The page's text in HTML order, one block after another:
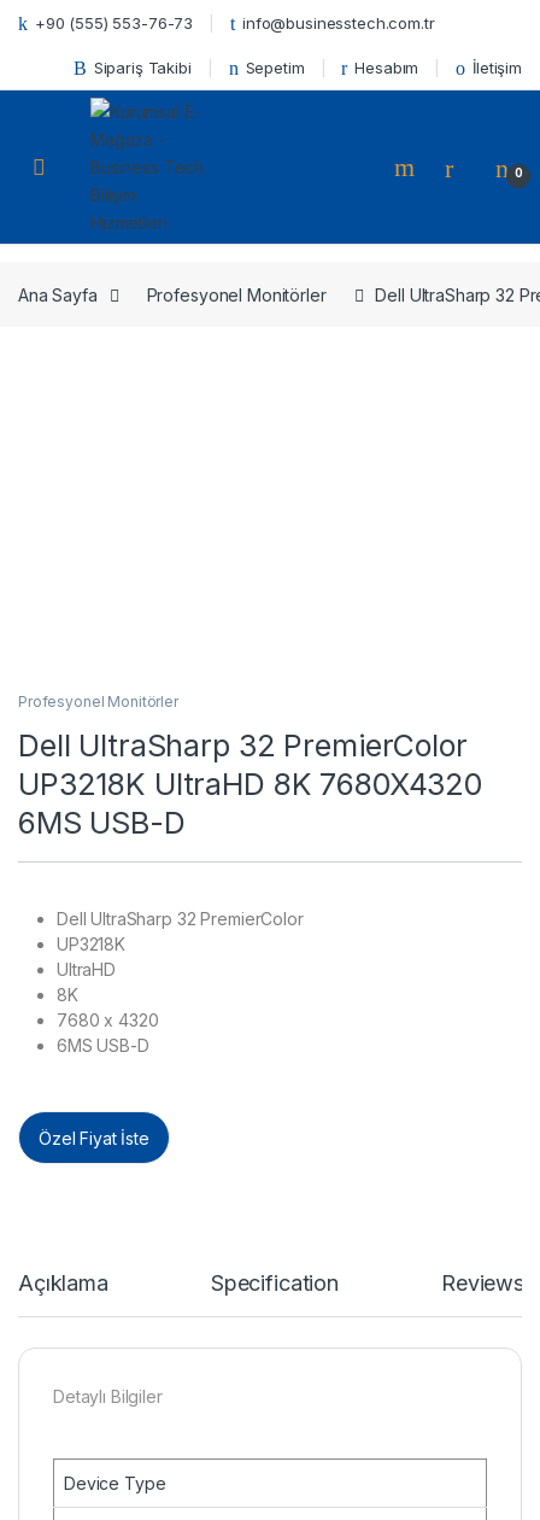
Skip to navigation
Skip to content
+90 (555) 553-76-73 info@businesstech.com.tr
Sipariş Takibi Sepetim Hesabım İletişim
Open 0
Ana Sayfa Profesyonel Monitörler Dell UltraSharp 32
Profesyonel Monitörler
Dell UltraSharp 32 PremierColor
UP3218K UltraHD 8K 7680X4320
6MS USB-D
Dell UltraSharp 32 PremierColor
UP3218K
UltraHD
8K
7680 x 4320
6MS USB-D
Özel Fiyat İste
Açıklama Specification Reviews
Detaylı Bilgiler
Device Type